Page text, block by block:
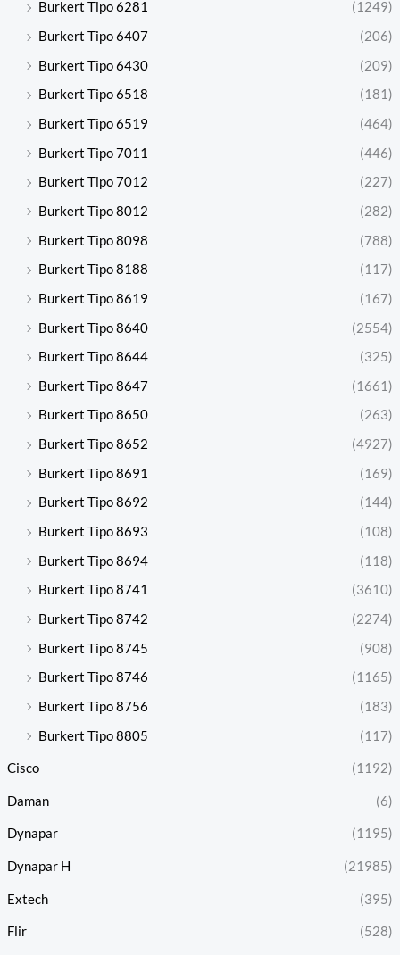
Burkert Tipo 6281
(1249)
Burkert Tipo 6407
(206)
Burkert Tipo 6430
(209)
Burkert Tipo 6518
(181)
Burkert Tipo 6519
(464)
Burkert Tipo 7011
(446)
Burkert Tipo 7012
(227)
Burkert Tipo 8012
(282)
Burkert Tipo 8098
(788)
Burkert Tipo 8188
(117)
Burkert Tipo 8619
(167)
Burkert Tipo 8640
(2554)
Burkert Tipo 8644
(325)
Burkert Tipo 8647
(1661)
Burkert Tipo 8650
(263)
Burkert Tipo 8652
(4927)
Burkert Tipo 8691
(169)
Burkert Tipo 8692
(144)
Burkert Tipo 8693
(108)
Burkert Tipo 8694
(118)
Burkert Tipo 8741
(3610)
Burkert Tipo 8742
(2274)
Burkert Tipo 8745
(908)
Burkert Tipo 8746
(1165)
Burkert Tipo 8756
(183)
Burkert Tipo 8805
(117)
Cisco (1192)
Daman (6)
Dynapar (1195)
Dynapar H (21985)
Extech (395)
Flir (528)